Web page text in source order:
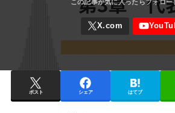
ポスト シェア はてブ